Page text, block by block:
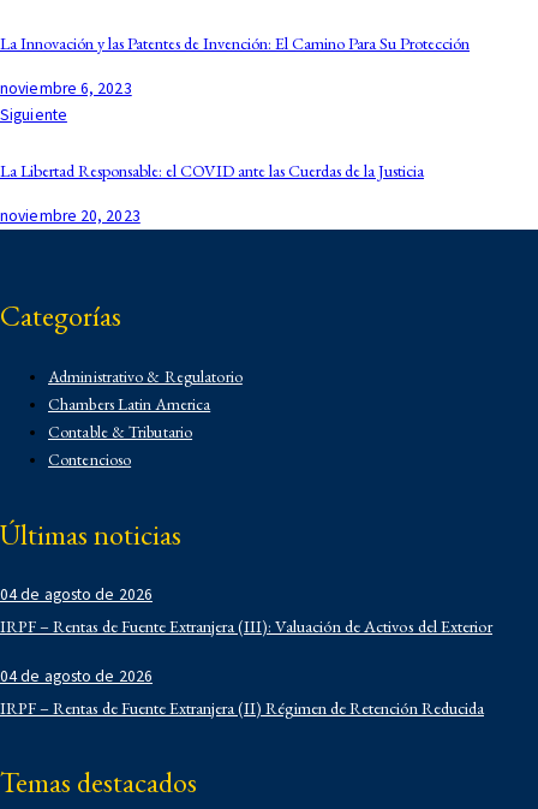
La Innovación y las Patentes de Invención: El Camino Para Su Protección
noviembre 6, 2023
Siguiente
La Libertad Responsable: el COVID ante las Cuerdas de la Justicia
noviembre 20, 2023
Categorías
Administrativo & Regulatorio
Chambers Latin America
Contable & Tributario
Contencioso
Demo
IFLR 1000
Institucionales
Latin Lawyer 250
Legal 500
Newsletters
Últimas noticias
04 de agosto de 2026
IRPF – Rentas de Fuente Extranjera (III): Valuación de Activos del Exterior
04 de agosto de 2026
IRPF – Rentas de Fuente Extranjera (II) Régimen de Retención Reducida
Temas destacados